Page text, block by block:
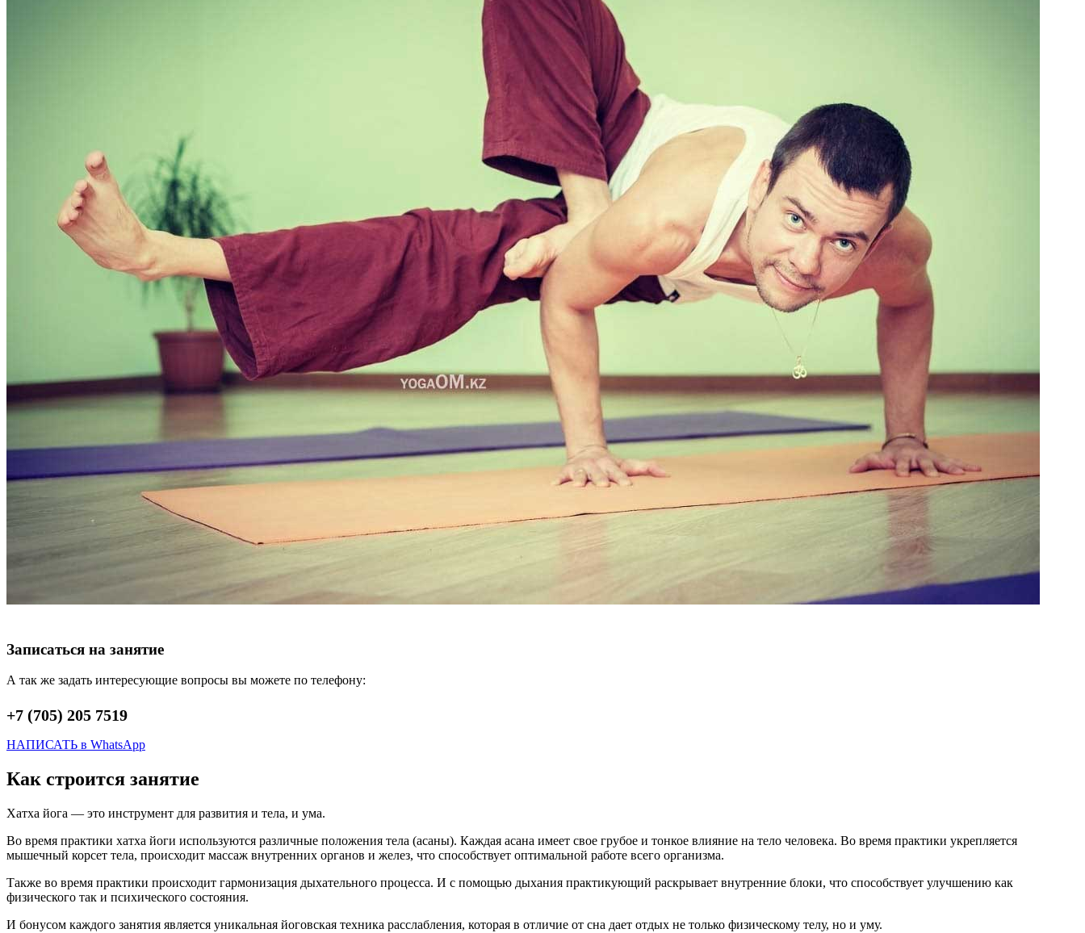
Записаться на занятие
А так же задать интересующие вопросы вы можете по телефону:
+7 (705) 205 7519
НАПИСАТЬ в WhatsApp
Как строится занятие
Хатха йога — это инструмент для развития и тела, и ума.
Во время практики хатха йоги используются различные положения тела (асаны). Каждая асана имеет свое грубое и тонкое влияние на тело человека. Во время практики укрепляется
мышечный корсет тела, происходит массаж внутренних органов и желез, что способствует оптимальной работе всего организма.
Также во время практики происходит гармонизация дыхательного процесса. И с помощью дыхания практикующий раскрывает внутренние блоки, что способствует улучшению как
физического так и психического состояния.
И бонусом каждого занятия является уникальная йоговская техника расслабления, которая в отличие от сна дает отдых не только физическому телу, но и уму.